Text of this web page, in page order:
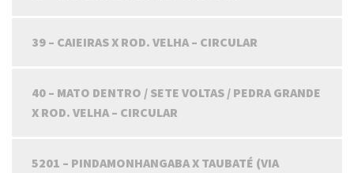
39 – CAIEIRAS X ROD. VELHA – CIRCULAR
40 – MATO DENTRO / SETE VOLTAS / PEDRA GRANDE
X ROD. VELHA – CIRCULAR
5201 – PINDAMONHANGABA X TAUBATÉ (VIA